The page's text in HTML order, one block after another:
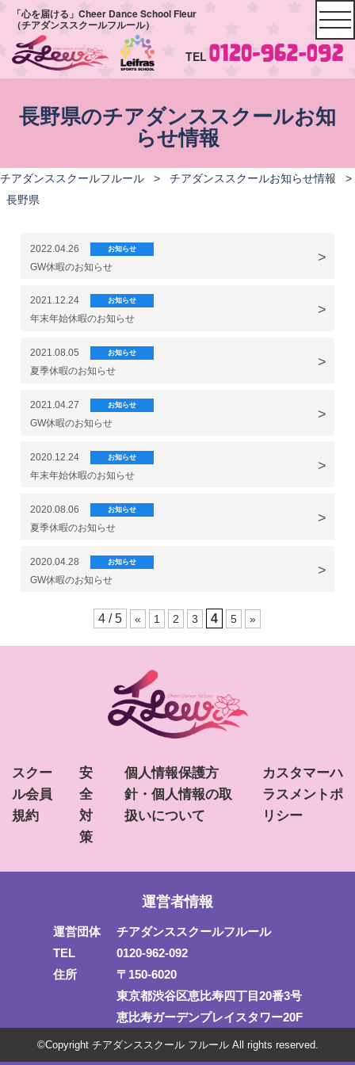
「心を届ける」Cheer Dance School Fleur
（チアダンススクールフルール）
TEL
長野県のチアダンススクールお知
らせ情報
チアダンススクールフルール > チアダンススクールお知らせ情報
>
長野県
2022.04.26 お知らせ
GW休暇のお知らせ
2021.12.24 お知らせ
年末年始休暇のお知らせ
2021.08.05 お知らせ
夏季休暇のお知らせ
2021.04.27 お知らせ
GW休暇のお知らせ
2020.12.24 お知らせ
年末年始休暇のお知らせ
2020.08.06 お知らせ
夏季休暇のお知らせ
2020.04.28 お知らせ
GW休暇のお知らせ
4 / 5 « 1 2 3 4 5 »
スクー
ル会員
規約
安
全
対
策
個人情報保護方
針・個人情報の取
扱いについて
カスタマーハ
ラスメントポ
リシー
運営者情報
運営団体
チアダンススクールフルール
TEL
0120-962-092
住所
〒150-6020
東京都渋谷区恵比寿四丁目20番3号
恵比寿ガーデンプレイスタワー20F
©Copyright チアダンススクール フルール All rights reserved.